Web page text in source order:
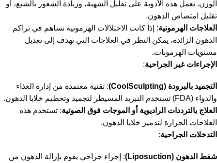
الوزن. تعمل هذه الأدوية على تقليل الشهية، وزيادة الشعور بالشبع، أو
تقليل امتصاص الدهون.
العلاجات الهرمونية: إذا كانت الاختلالات الهرمونية تساهم في تراكم
الدهون الزائدة، يمكن النظر في العلاجات التي تهدف إلى تعديل
مستويات الهرمونات.
الإجراءات غير الجراحية:
التجميد بالبرودة (CoolSculpting)
: تقنية معتمدة من إدارة الغذاء
والدواء (FDA) تستخدم التبريد المسيطر لتجميد وتحطيم خلايا الدهون.
العلاج بالترددات الراديوية أو الموجات فوق الصوتية: تستخدم هذه
العلاجات الحرارة لتدمير خلايا الدهون.
التدخلات الجراحية:
شفط الدهون (Liposuction)
: إجراء جراحي يقوم بإزالة الدهون من